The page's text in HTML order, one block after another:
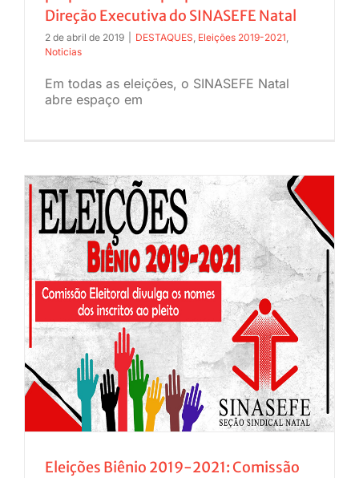
Direção Executiva do SINASEFE Natal
2 de abril de 2019 DESTAQUES, Eleições 2019-2021,
Noticias
Em todas as eleições, o SINASEFE Natal
abre espaço em
Eleições Biênio 2019-2021: Comissão